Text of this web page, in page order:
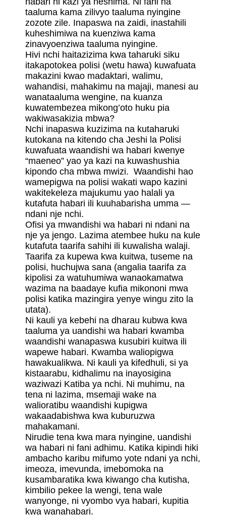
taaluma kama zilivyo taaluma nyingine
zozote zile. Inapaswa na zaidi, inastahili
kuheshimiwa na kuenziwa kama
zinavyoenziwa taaluma nyingine.
Hivi nchi haitazizima kwa taharuki siku
itakapotokea polisi (wetu hawa) kuwafuata
makazini kwao madaktari, walimu,
wahandisi, mahakimu na majaji, manesi au
wanataaluma wengine, na kuanza
kuwatembezea mikong’oto huku pia
wakiwasakizia mbwa?
Nchi inapaswa kuzizima na kutaharuki
kutokana na kitendo cha Jeshi la Polisi
kuwafuata waandishi wa habari kwenye
“maeneo” yao ya kazi na kuwashushia
kipondo cha mbwa mwizi. Waandishi hao
wamepigwa na polisi wakati wapo kazini
wakitekeleza majukumu yao halali ya
kutafuta habari ili kuuhabarisha umma —
ndani nje nchi.
Ofisi ya mwandishi wa habari ni ndani na
nje ya jengo. Lazima atembee huku na kule
kutafuta taarifa sahihi ili kuwalisha walaji.
Taarifa za kupewa kwa kuitwa, tuseme na
polisi, huchujwa sana (angalia taarifa za
kipolisi za watuhumiwa wanaokamatwa
wazima na baadaye kufia mikononi mwa
polisi katika mazingira yenye wingu zito la
utata).
Ni kauli ya kebehi na dharau kubwa kwa
taaluma ya uandishi wa habari kwamba
waandishi wanapaswa kusubiri kuitwa ili
wapewe habari. Kwamba waliopigwa
hawakualikwa. Ni kauli ya kifedhuli, si ya
kistaarabu, kidhalimu na inayosigina
waziwazi Katiba ya nchi. Ni muhimu, na
tena ni lazima, msemaji wake na
walioratibu waandishi kupigwa
wakaadabishwa kwa kuburuzwa
mahakamani.
Nirudie tena kwa mara nyingine, uandishi
wa habari ni fani adhimu. Katika kipindi hiki
ambacho karibu mifumo yote ndani ya nchi,
imeoza, imevunda, imebomoka na
kusambaratika kwa kiwango cha kutisha,
kimbilio pekee la wengi, tena wale
wanyonge, ni vyombo vya habari, kupitia
kwa wanahabari.